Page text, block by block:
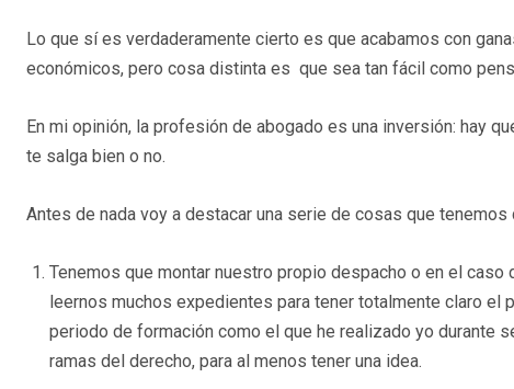
Lo que sí es verdaderamente cierto es que acabamos con
económicos, pero cosa distinta es que sea tan fácil como
En mi opinión, la profesión de abogado es una inversión: hay
te salga bien o no.
Antes de nada voy a destacar una serie de cosas que tenemos
Tenemos que montar nuestro propio despacho o en el caso
leernos muchos expedientes para tener totalmente claro
periodo de formación como el que he realizado yo durante
ramas del derecho, para al menos tener una idea.